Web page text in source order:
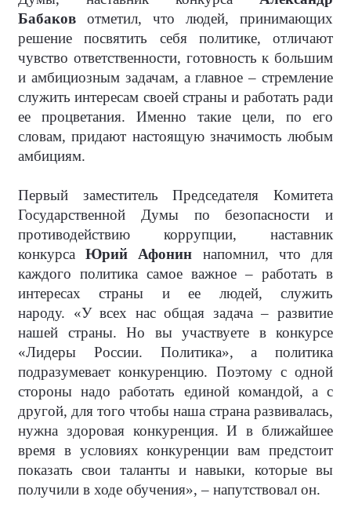
Бабаков отметил, что людей, принимающих
решение посвятить себя политике, отличают
чувство ответственности, готовность к большим
и амбициозным задачам, а главное – стремление
служить интересам своей страны и работать ради
ее процветания. Именно такие цели, по его
словам, придают настоящую значимость любым
амбициям.
Первый заместитель Председателя Комитета
Государственной Думы по безопасности и
противодействию коррупции, наставник
конкурсаЮрий Афонин напомнил, что для
каждого политика самое важное – работать в
интересах страны и ее людей, служить
народу. «У всех нас общая задача – развитие
нашей страны. Но вы участвуете в конкурсе
«Лидеры России. Политика», а политика
подразумевает конкуренцию. Поэтому с одной
стороны надо работать единой командой, а с
другой, для того чтобы наша страна развивалась,
нужна здоровая конкуренция. И в ближайшее
время в условиях конкуренции вам предстоит
показать свои таланты и навыки, которые вы
получили в ходе обучения», – напутствовал он.